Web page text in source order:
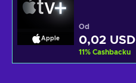
Apple
Od
0,02 USD
11% Cashbacku